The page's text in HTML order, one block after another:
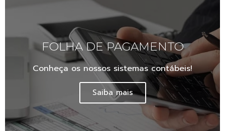
FOLHA DE PAGAMENTO
Conheça os nossos sistemas contábeis!
Saiba mais